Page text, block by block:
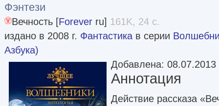
Фэнтези
Вечность [Forever ru] 161K, 24 с.
издано в 2008 г. Фантастика в серии
Азбука)
Добавлена: 08.07.2013
Аннотация
Действие рассказа